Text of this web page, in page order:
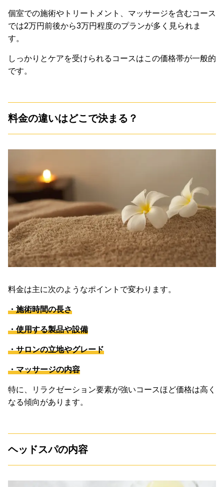
個室での施術やトリートメント、マッサージを含むコース
では2万円前後から3万円程度のプランが多く見られま
す。
しっかりとケアを受けられるコースはこの価格帯が一般的
です。
料金の違いはどこで決まる？
料金は主に次のようなポイントで変わります。
・施術時間の長さ
・使用する製品や設備
・サロンの立地やグレード
・マッサージの内容
特に、リラクゼーション要素が強いコースほど価格は高く
なる傾向があります。
ヘッドスパの内容